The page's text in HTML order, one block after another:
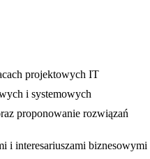
projektowych IT
i systemowych
proponowanie rozwiązań
i interesariuszami biznesowymi